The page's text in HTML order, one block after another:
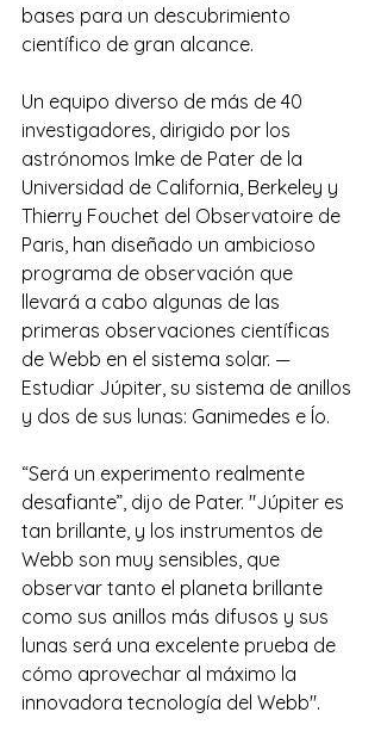
bases para un descubrimiento
científico de gran alcance.
Un equipo diverso de más de 40
investigadores, dirigido por los
astrónomos Imke de Pater de la
Universidad de California, Berkeley y
Thierry Fouchet del Observatoire de
Paris, han diseñado un ambicioso
programa de observación que
llevará a cabo algunas de las
primeras observaciones científicas
de Webb en el sistema solar. —
Estudiar Júpiter, su sistema de anillos
y dos de sus lunas: Ganimedes e Ío.
“Será un experimento realmente
desafiante”, dijo de Pater. "Júpiter es
tan brillante, y los instrumentos de
Webb son muy sensibles, que
observar tanto el planeta brillante
como sus anillos más difusos y sus
lunas será una excelente prueba de
cómo aprovechar al máximo la
innovadora tecnología del Webb".